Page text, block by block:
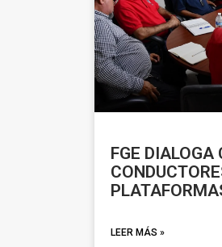
FGE DIALOGA
LEER MÁS »